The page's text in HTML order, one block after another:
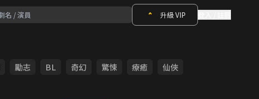
升級 VIP
勵志 BL 奇幻 驚悚 療癒
仙俠